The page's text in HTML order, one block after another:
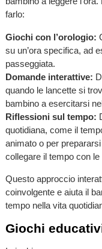
farlo:
Giochi con l’orologio:
su un’ora specifica, ad
passeggiata.
Domande interattive:
quando le lancette si
bambino a esercitarsi
Riflessioni sul tempo:
quotidiana, come il
animato o per
collegare il tempo con
Questo approccio
coinvolgente e aiuta il
tempo nella vita
Giochi